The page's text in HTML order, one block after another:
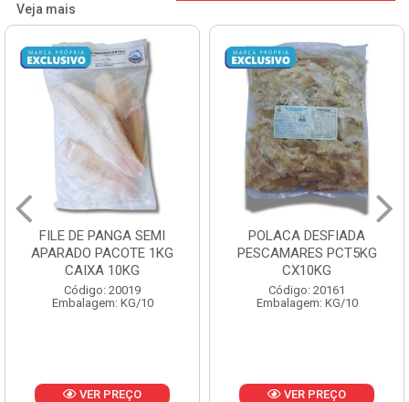
Veja mais
FILE DE PANGA SEMI
APARADO PACOTE 1KG
CAIXA 10KG
Código: 20019
Embalagem: KG/10
VER PREÇO
POLACA DESFIADA
PESCAMARES PCT5KG
CX10KG
Código: 20161
Embalagem: KG/10
VER PREÇO